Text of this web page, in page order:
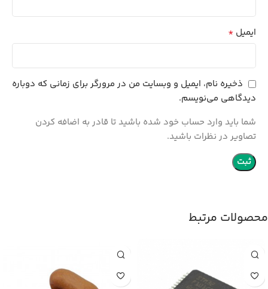
ایمیل *
ذخیره نام، ایمیل و وبسایت من در مرورگر برای زمانی که دوباره
دیدگاهی می‌نویسم.
شما باید وارد حساب خود شده باشید تا قادر به اضافه کردن
تصاویر در نظرات باشید.
محصولات مرتبط